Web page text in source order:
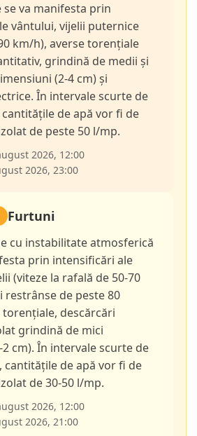
se va manifesta prin
vântului, vijelii puternice
km/h), averse torențiale
grindină de medii și
(2-4 cm) și
În intervale scurte de
de apă vor fi de
de peste 50 l/mp.
2026, 12:00
2026, 23:00
Furtuni
cu instabilitate atmosferică
prin intensificări ale
(viteze la rafală de 50-70
restrânse de peste 80
descărcări
grindină de mici
cm). În intervale scurte de
cantitățile de apă vor fi de
de 30-50 l/mp.
2026, 12:00
2026, 21:00